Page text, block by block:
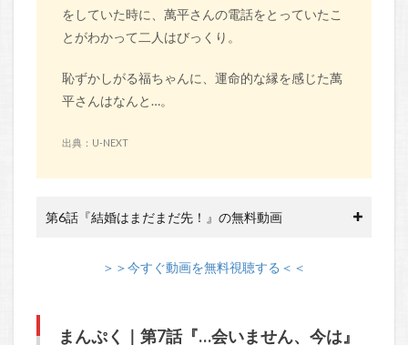
をしていた時に、萬平さんの電話をとっていたこ
とがわかって二人はびっくり。
恥ずかしがる福ちゃんに、運命的な縁を感じた萬
平さんはなんと…。
出典：U-NEXT
第6話『結婚はまだまだ先！』の無料動画
＞＞今すぐ動画を無料視聴する＜＜
まんぷく｜第7話『…会いません、今は』